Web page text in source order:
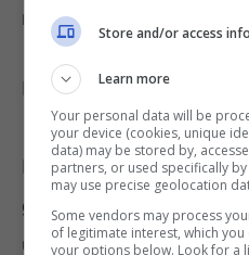
requisito.
Non si capisce come
“non avevano notato”
Bilancio era prevista
gennaio 2024 anche i
utili per la pensione
Store and/or access
Learn more
Your personal data will be
your device (cookies, unique
data) may be stored by,
partners, or used specifically
may use precise geolocation
Some vendors may process
of legitimate interest, which
your options below. Look for a